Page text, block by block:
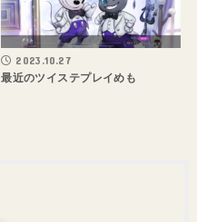
2023.10.27
最近のツイステプレイめも